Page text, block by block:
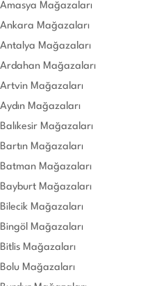
Amasya Mağazaları
Ankara Mağazaları
Antalya Mağazaları
Ardahan Mağazaları
Artvin Mağazaları
Aydın Mağazaları
Balıkesir Mağazaları
Bartın Mağazaları
Batman Mağazaları
Bayburt Mağazaları
Bilecik Mağazaları
Bingöl Mağazaları
Bitlis Mağazaları
Bolu Mağazaları